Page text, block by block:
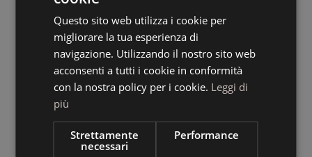
Questo sito web utilizza i cookie per
migliorare la tua esperienza di
navigazione. Utilizzando il nostro sito web
acconsenti a tutti i cookie in conformità
con la nostra policy per i cookie. Leggi di
più
Strettamente
necessari
Performance